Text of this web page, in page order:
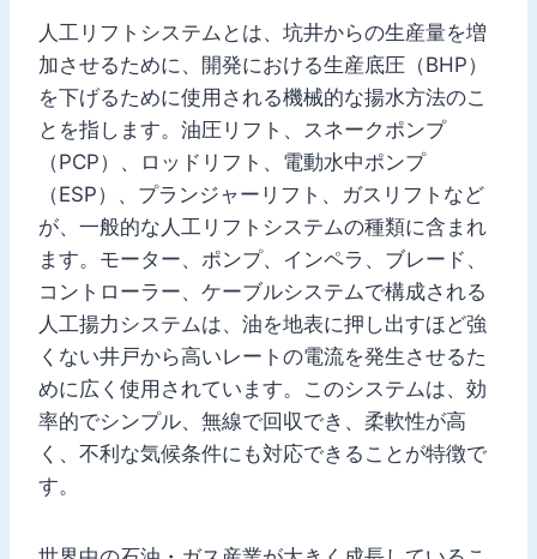
人工リフトシステムとは、坑井からの生産量を増
加させるために、開発における生産底圧（BHP）
を下げるために使用される機械的な揚水方法のこ
とを指します。油圧リフト、スネークポンプ
（PCP）、ロッドリフト、電動水中ポンプ
（ESP）、プランジャーリフト、ガスリフトなど
が、一般的な人工リフトシステムの種類に含まれ
ます。モーター、ポンプ、インペラ、ブレード、
コントローラー、ケーブルシステムで構成される
人工揚力システムは、油を地表に押し出すほど強
くない井戸から高いレートの電流を発生させるた
めに広く使用されています。このシステムは、効
率的でシンプル、無線で回収でき、柔軟性が高
く、不利な気候条件にも対応できることが特徴で
す。